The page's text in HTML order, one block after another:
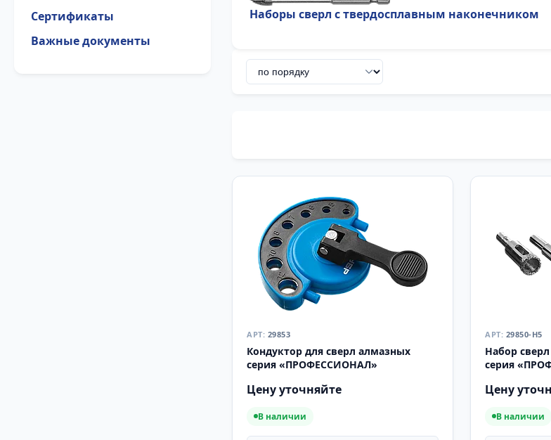
Сертификаты
Важные документы
Наборы сверл с твердосплавным наконечником
29853
Кондуктор для сверл алмазных
серия «ПРОФЕССИОНАЛ»
Цену уточняйте
В наличии
29850-H5
Набор
серия
Цену
В наличии